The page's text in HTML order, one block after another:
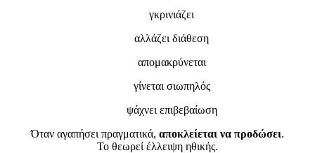
γκρινιάζει
αλλάζει διάθεση
απομακρύνεται
γίνεται σιωπηλός
ψάχνει επιβεβαίωση
Όταν αγαπήσει πραγματικά, αποκλείεται να προδώσει.
Το θεωρεί έλλειψη ηθικής.